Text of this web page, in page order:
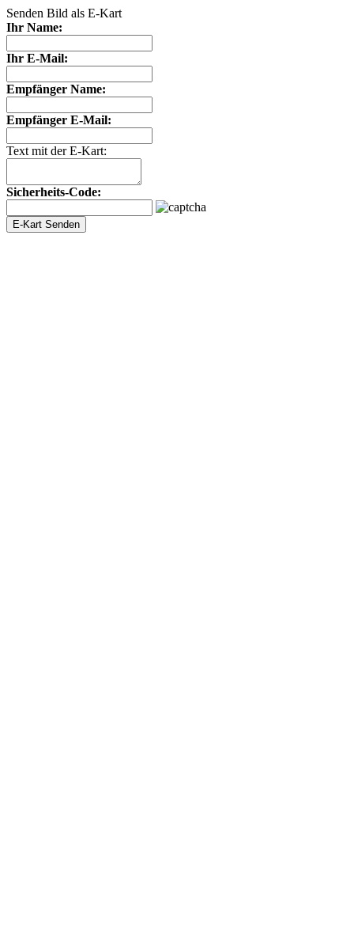
Senden Bild als E-Kart
Ihr Name:
Ihr E-Mail:
Empfänger Name:
Empfänger E-Mail:
Text mit der E-Kart:
Sicherheits-Code: